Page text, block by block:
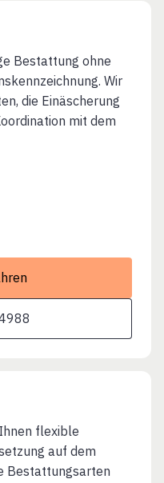
Bestattung ohne
Wir
die Einäscherung
mit dem
flexible
auf dem
Bestattungsarten